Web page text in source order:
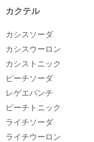
カクテル
カシスソーダ
カシスウーロン
カシストニック
ピーチソーダ
レゲエパンチ
ピーチトニック
ライチソーダ
ライチウーロン